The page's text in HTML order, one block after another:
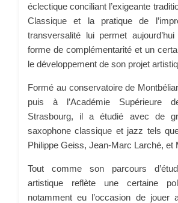
éclectique conciliant l’exigeante
Classique et la pratique de
transversalité lui permet
forme de complémentarité et un
le développement de son projet
Formé au conservatoire de
puis à l’Académie Supérieure
Strasbourg, il a étudié avec de
saxophone classique et jazz tels
Philippe Geiss, Jean-Marc Larché, et
Tout comme son parcours
artistique reflète une certaine
notamment eu l’occasion de jouer